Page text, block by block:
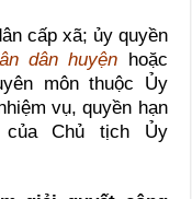
cấp xã; ủy quyền
dân huyện hoặc
môn thuộc Ủy
vụ, quyền hạn
của Chủ tịch Ủy